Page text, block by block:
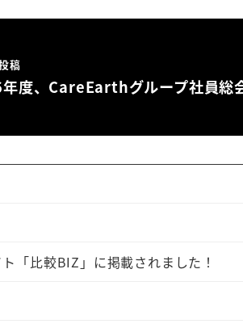
稿
度、CareEarthグループ社員総
「比較BIZ」に掲載されました！